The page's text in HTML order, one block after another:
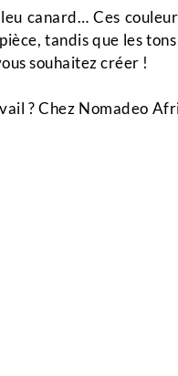
canard… Ces
tandis que les
souhaitez créer !
? Chez Nomadeo